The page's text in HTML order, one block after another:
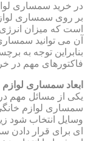
در خرید سمساری
بر روی سمساری
است که میزان
آن می توانید
بنابراین توجه به
فاکتورهای مهم در
ابعاد سمساری
یکی از مسائل مهم
سمساری لوازم
وسایل انتخاب شود
ای برای قرار دادن